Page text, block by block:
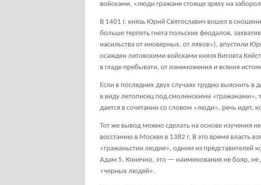
войсками, «люди гражане стояще зряху на
В 1401 г. князь Юрий Святославич вошел в
больше терпеть гнета польских феодалов,
насильства от иноверных, от ляхов»), впустили
осажден литовскими войсками князя Витовта
в гладе пребывати, от изнеможения и всякия
Если в последних двух случаях трудно выяснить
в виду летописец под смоленскими «гражанами»,
дается в сочетании со словом «люди», речь идет,
Тот же вывод можно сделать на основе изучения
восстанию в Москве в 1382 г. В это время власть
«гражаньстии людие», одним из представителей
Адам 5. Конечно, это — наименования не бояр, не
«черных людей».